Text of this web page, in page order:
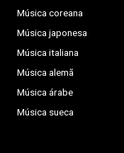
Música coreana
Música japonesa
Música italiana
Música alemã
Música árabe
Música sueca